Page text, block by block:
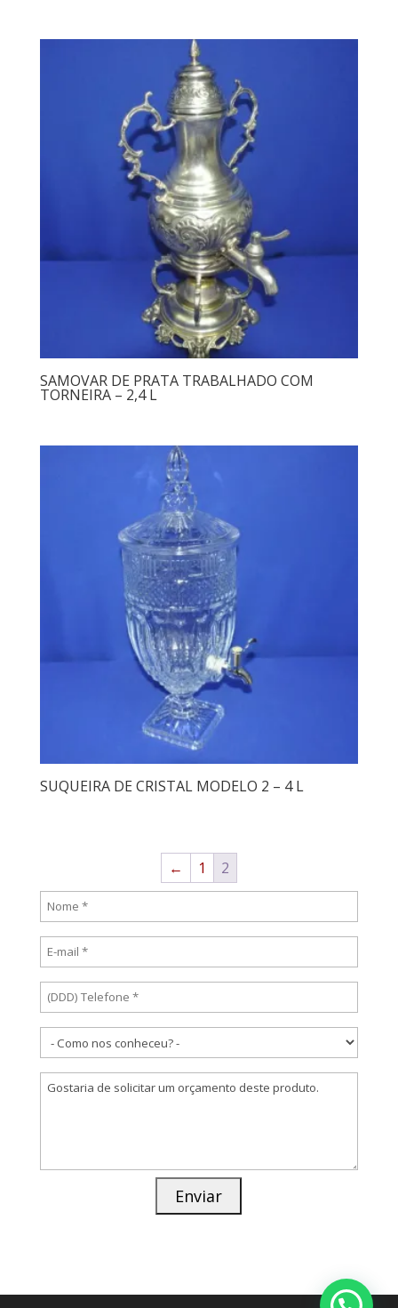
SAMOVAR DE PRATA TRABALHADO COM
TORNEIRA – 2,4 L
SUQUEIRA DE CRISTAL MODELO 2 – 4 L
← 1 2